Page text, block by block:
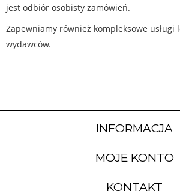
jest odbiór osobisty zamówień.
Zapewniamy również kompleksowe usługi
wydawców.
INFORMACJA
MOJE KONTO
KONTAKT